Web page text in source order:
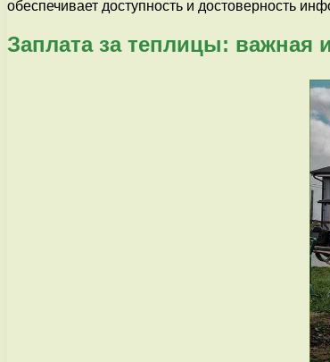
обеспечивает доступность и достоверность
Заплата за теплицы: важная